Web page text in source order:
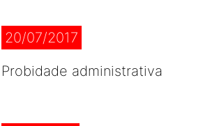
20/07/2017
Probidade administrativa